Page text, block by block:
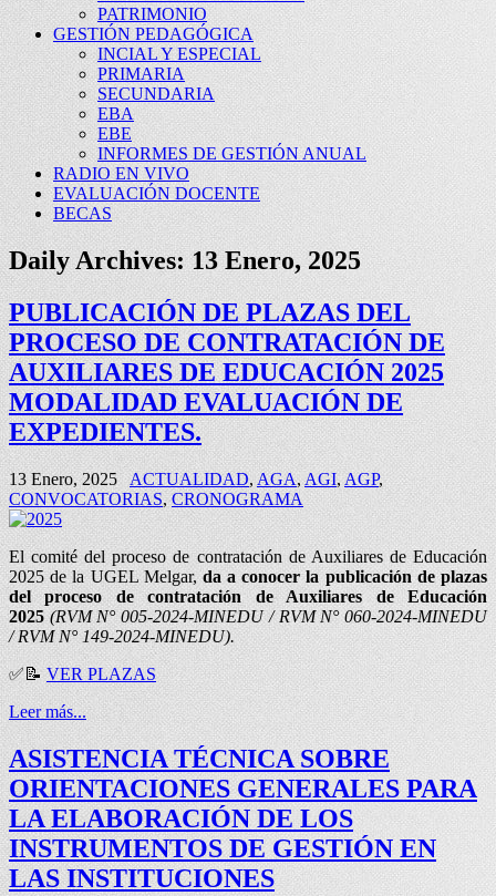
PATRIMONIO
GESTIÓN PEDAGÓGICA
INCIAL Y ESPECIAL
PRIMARIA
SECUNDARIA
EBA
EBE
INFORMES DE GESTIÓN ANUAL
RADIO EN VIVO
EVALUACIÓN DOCENTE
BECAS
Daily Archives:13 Enero, 2025
PUBLICACIÓN DE PLAZAS DEL
PROCESO DE CONTRATACIÓN DE
AUXILIARES DE EDUCACIÓN 2025
MODALIDAD EVALUACIÓN DE
EXPEDIENTES.
13 Enero, 2025 ACTUALIDAD, AGA,AGI, AGP,
CONVOCATORIAS,CRONOGRAMA
El comité del proceso de contratación de Auxiliares de Educación
2025 de la UGEL Melgar,da a conocer la publicación de plazas
del proceso de contratación de Auxiliares de Educación
2025(RVM N° 005-2024-MINEDU / RVM N° 060-2024-MINEDU
/ RVM N° 149-2024-MINEDU).
✅📝 VER PLAZAS
Leer más...
ASISTENCIA TÉCNICA SOBRE
ORIENTACIONES GENERALES PARA
LA ELABORACIÓN DE LOS
INSTRUMENTOS DE GESTIÓN EN
LAS INSTITUCIONES